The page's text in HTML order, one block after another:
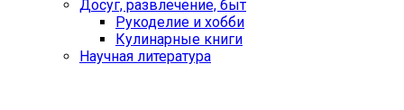
Досуг, развлечение, быт
Рукоделие и хобби
Кулинарные книги
Научная литература